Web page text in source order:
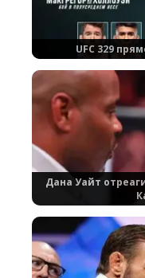
UFC 329
Дана Уайт